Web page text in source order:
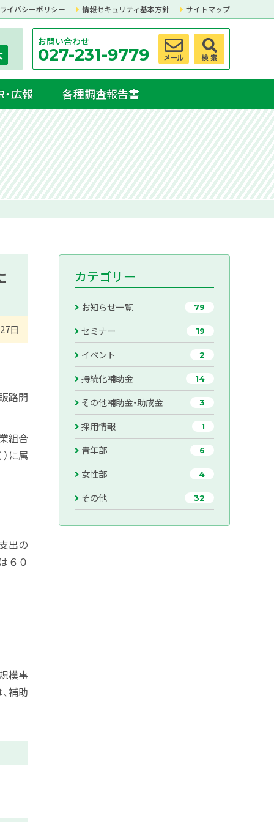
イバシーポリシー 情報セキュリティ基本方針 サイトマップ
お問い合わせ
027-231-9779
・広報 各種調査報告書
日
路開
組合
に属
出の
６０
模事
補助
カテゴリー
お知らせ一覧 79
セミナー 19
イベント 2
持続化補助金 14
その他補助金・助成金 3
採用情報 1
青年部 6
女性部 4
その他 32